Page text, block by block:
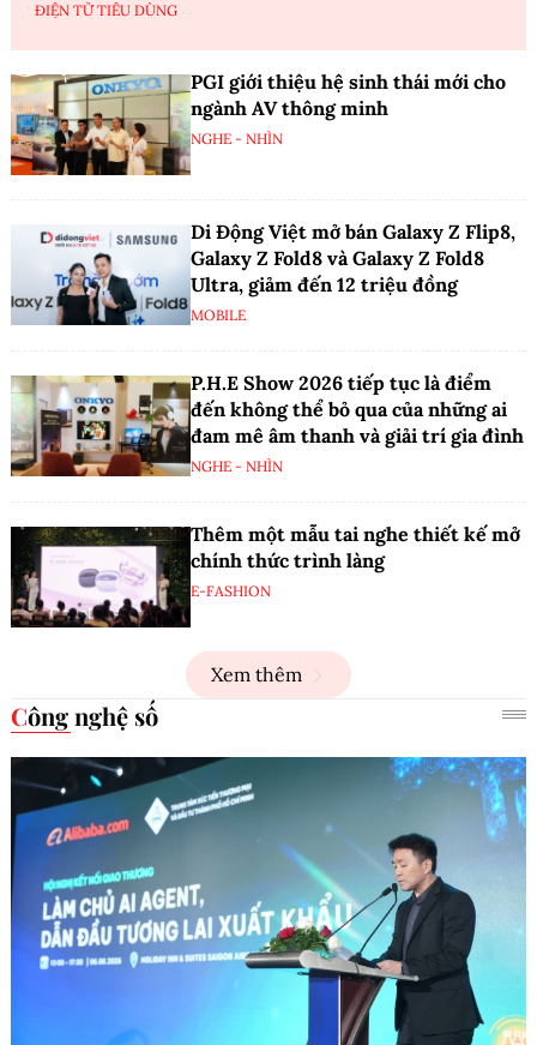
ĐIỆN TỬ TIÊU DÙNG
PGI giới thiệu hệ sinh thái mới cho
ngành AV thông minh
NGHE - NHÌN
Di Động Việt mở bán Galaxy Z Flip8,
Galaxy Z Fold8 và Galaxy Z Fold8
Ultra, giảm đến 12 triệu đồng
MOBILE
P.H.E Show 2026 tiếp tục là điểm
đến không thể bỏ qua của những ai
đam mê âm thanh và giải trí gia đình
NGHE - NHÌN
Thêm một mẫu tai nghe thiết kế mở
chính thức trình làng
E-FASHION
Xem thêm
Công nghệ số